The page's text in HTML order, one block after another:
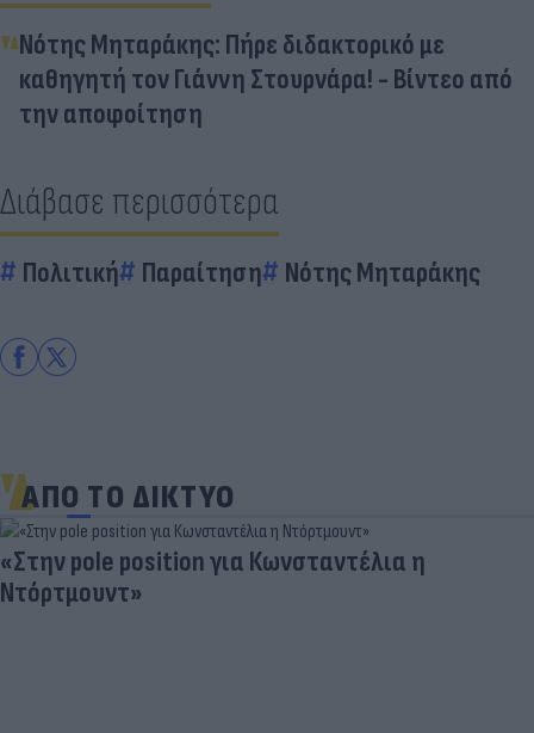
Νότης Μηταράκης: Πήρε διδακτορικό με
καθηγητή τον Γιάννη Στουρνάρα! - Βίντεο από
την αποφοίτηση
Διάβασε περισσότερα
Πολιτική Παραίτηση Νότης Μηταράκης
ΑΠΟ ΤΟ ΔΙΚΤΥΟ
«Στην pole position για Κωνσταντέλια η
Ντόρτμουντ»